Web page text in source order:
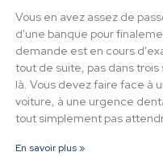
Vous en avez assez de
d'une banque pour
demande est en cours
tout de suite, pas dans
là. Vous devez faire face à
voiture, à une urgence
tout simplement pas
En savoir plus »